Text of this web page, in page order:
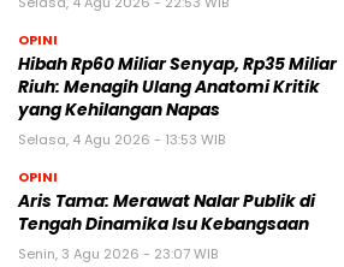
OPINI
Hibah Rp60 Miliar Senyap, Rp35 Miliar
Riuh: Menagih Ulang Anatomi Kritik
yang Kehilangan Napas
Selasa, 4 Agu 2026 - 13:53 WIB
OPINI
Aris Tama: Merawat Nalar Publik di
Tengah Dinamika Isu Kebangsaan
Senin, 3 Agu 2026 - 23:07 WIB